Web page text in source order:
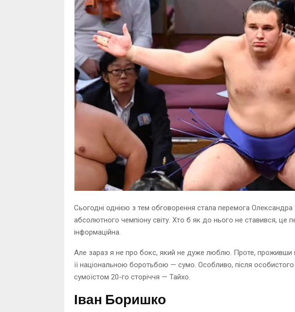
Сьогодні однією з тем обговорення стала перемога
абсолютного чемпіону світу. Хто б як до нього не ставився, це
інформаційна.
Але зараз я не про бокс, який не дуже люблю. Проте, проживши в
її національною боротьбою — сумо. Особливо, після
сумоїстом 20-го сторіччя — Тайхо.
Іван Боришко